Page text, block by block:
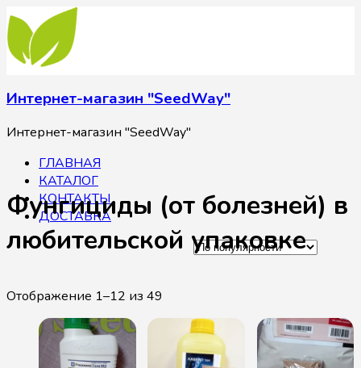
Интернет-магазин "SeedWay"
Интернет-магазин "SeedWay"
ГЛАВНАЯ
КАТАЛОГ
КОНТАКТЫ
ДОСТАВКА
Фунгициды (от болезней) в
любительской упаковке
Отображение 1–12 из 49